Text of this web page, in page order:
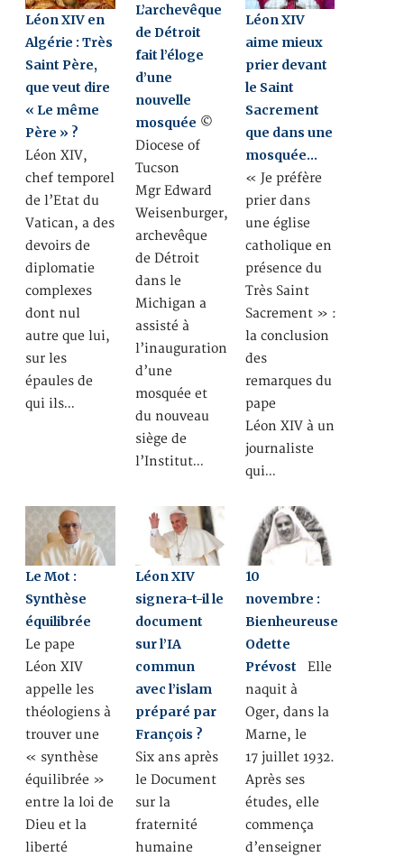
Léon XIV en
Algérie : Très
Saint Père,
que veut dire
« Le même
Père » ?
Léon XIV,
chef temporel
de l’Etat du
Vatican, a des
devoirs de
diplomatie
complexes
dont nul
autre que lui,
sur les
épaules de
qui ils…
L’archevêque
de Détroit
fait l’éloge
d’une
nouvelle
mosquée ©
Diocese of
Tucson
Mgr Edward
Weisenburger,
archevêque
de Détroit
dans le
Michigan a
assisté à
l’inauguration
d’une
mosquée et
du nouveau
siège de
l’Institut…
Léon XIV
aime mieux
prier devant
le Saint
Sacrement
que dans une
mosquée…
« Je préfère
prier dans
une église
catholique en
présence du
Très Saint
Sacrement » :
la conclusion
des
remarques du
pape
Léon XIV à un
journaliste
qui…
Le Mot :
Synthèse
équilibrée
Le pape
Léon XIV
appelle les
théologiens à
trouver une
« synthèse
équilibrée »
entre la loi de
Dieu et la
liberté
Léon XIV
signera-t-il le
document
sur l’IA
commun
avec l’islam
préparé par
François ?
Six ans après
le Document
sur la
fraternité
humaine
10
novembre :
Bienheureuse
Odette
Prévost Elle
naquit à
Oger, dans la
Marne, le
17 juillet 1932.
Après ses
études, elle
commença
d’enseigner